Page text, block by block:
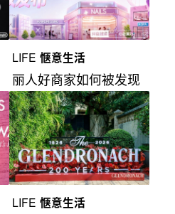
LIFE 惬意生活
丽人好商家如何被发现
LIFE 惬意生活